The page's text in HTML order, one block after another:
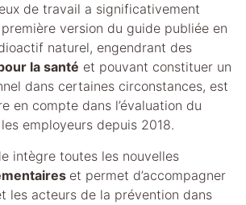
de travail a significativement
version du guide publiée en
naturel, engendrant des
la santé et pouvant constituer un
dans certaines circonstances, est
en compte dans l’évaluation du
employeurs depuis 2018.
intègre toutes les nouvelles
et permet d’accompagner
les acteurs de la prévention dans